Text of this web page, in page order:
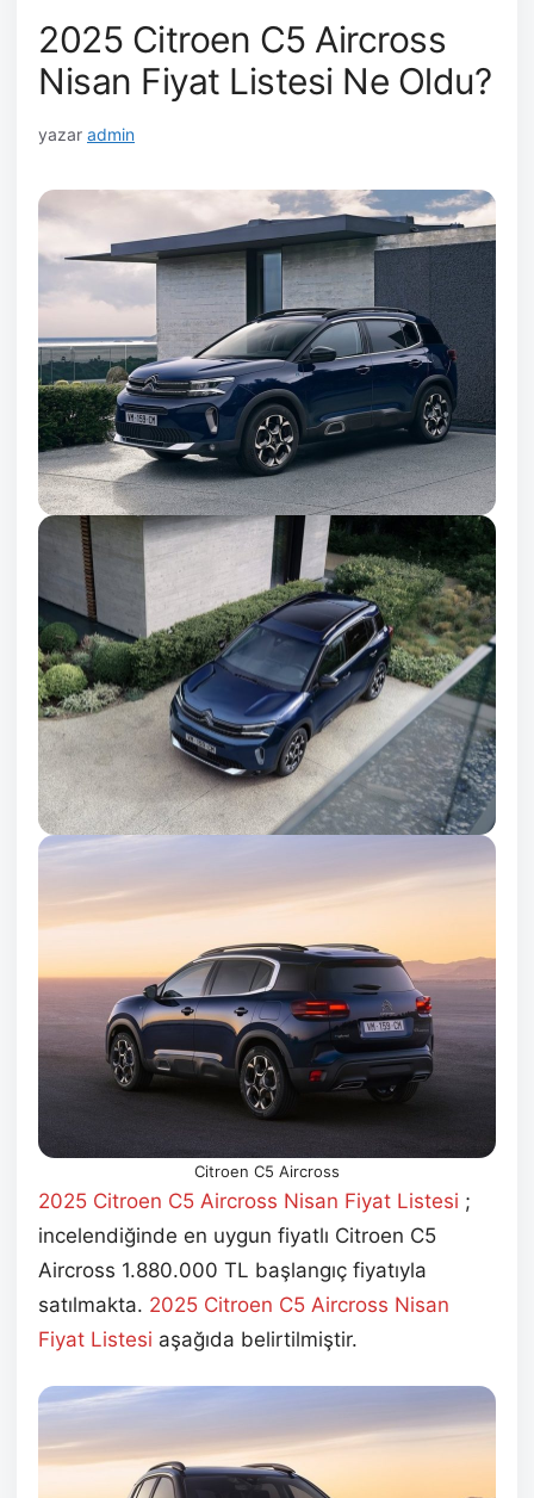
2025 Citroen C5 Aircross
Nisan Fiyat Listesi Ne Oldu?
yazar admin
Citroen C5 Aircross
2025 Citroen C5 Aircross Nisan Fiyat Listesi ;
incelendiğinde en uygun fiyatlı Citroen C5
Aircross 1.880.000 TL başlangıç fiyatıyla
satılmakta. 2025 Citroen C5 Aircross Nisan
Fiyat Listesi aşağıda belirtilmiştir.